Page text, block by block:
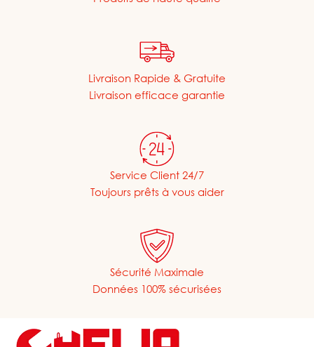
Livraison Rapide & Gratuite
Livraison efficace garantie
Service Client 24/7
Toujours prêts à vous aider
Sécurité Maximale
Données 100% sécurisées